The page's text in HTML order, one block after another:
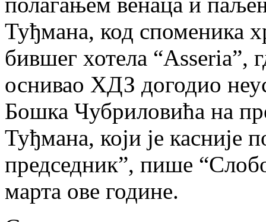
Туђмана, код споменика
бившег хотела “Asseria”,
оснивао ХДЗ догодио
Бошка Чубриловића на
Туђмана, који је касније
председник”, пише
марта ове године.